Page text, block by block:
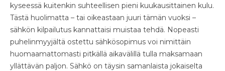
kyseessä kuitenkin suhteellisen pieni kuukausittainen kulu.
Tästä huolimatta – tai oikeastaan juuri tämän vuoksi –
sähkön kilpailutus kannattaisi muistaa tehdä. Nopeasti
puhelinmyyjältä ostettu sähkösopimus voi nimittäin
huomaamattomasti pitkällä aikavälillä tulla maksamaan
yllättävän paljon. Sähkö on täysin samanlaista jokaiselta